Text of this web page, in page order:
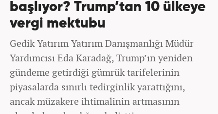
başlıyor? Trump’tan 10 ülkeye
vergi mektubu
Gedik Yatırım Yatırım Danışmanlığı Müdür
Yardımcısı Eda Karadağ, Trump’ın yeniden
gündeme getirdiği gümrük tarifelerinin
piyasalarda sınırlı tedirginlik yarattığını,
ancak müzakere ihtimalinin artmasının